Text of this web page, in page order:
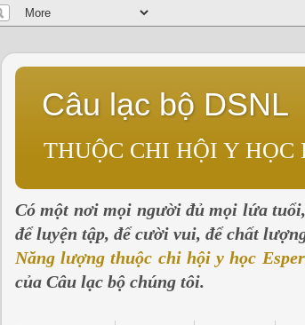
Câu lạc bộ DSNL
THUỘC CHI HỘI Y HỌC
Có một nơi mọi người đủ mọi lứa
để luyện tập, để cười vui, để chất
Năng lượng thuộc chi hội y học
của Câu lạc bộ chúng tôi.